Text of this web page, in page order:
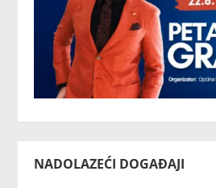
NADOLAZEĆI DOGAĐAJI